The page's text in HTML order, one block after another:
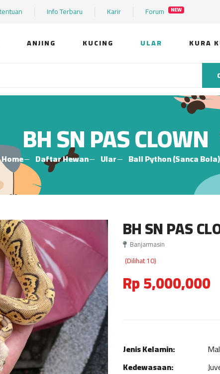
Info Terbaru Karir Forum NEW
ANJING KUCING ULAR KURA
BH SN PAS CLOWN
Home Daftar Hewan Ular Ball Python (Sanca Bola)
BH SN PAS
Banjarmasin
(Dilihat 10)
Rp 5,000,000
Jenis Kelamin:
Kedewasaan: